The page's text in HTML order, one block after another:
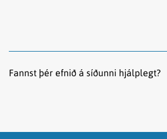
Fannst þér efnið á síðunni hjálplegt?